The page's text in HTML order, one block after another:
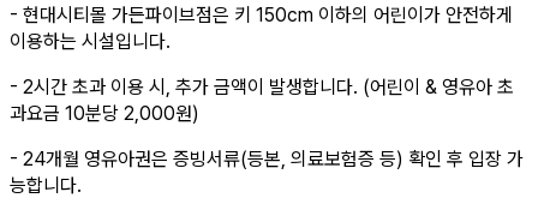
- 현대시티몰 가든파이브점은 키 150cm 이하의 어린이가 안전하게
이용하는 시설입니다.
- 2시간 초과 이용 시, 추가 금액이 발생합니다. (어린이 & 영유아 초
과요금 10분당 2,000원)
- 24개월 영유아권은 증빙서류(등본, 의료보험증 등) 확인 후 입장 가
능합니다.